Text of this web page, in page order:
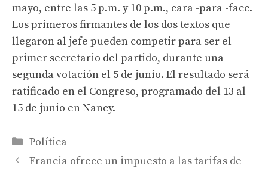
mayo, entre las 5 p.m. y 10 p.m., cara -para -face.
Los primeros firmantes de los dos textos que
llegaron al jefe pueden competir para ser el
primer secretario del partido, durante una
segunda votación el 5 de junio. El resultado será
ratificado en el Congreso, programado del 13 al
15 de junio en Nancy.
Categorías
Política
Francia ofrece un impuesto a las tarifas de